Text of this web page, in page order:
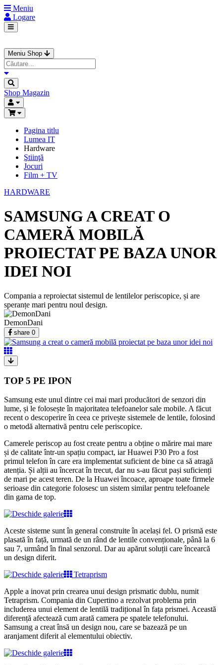
Meniu
Logare
Meniu Shop
Shop Magazin
Pagina titlu
Lumea IT
Hardware
Ştiinţă
Jocuri
Film + TV
HARDWARE
SAMSUNG A CREAT O
CAMERĂ MOBILĂ
PROIECTAT PE BAZA UNOR
IDEI NOI
Compania a reproiectat sistemul de lentilelor periscopice, și are
speranțe mari pentru noul design.
DemonDani
share 0
TOP 5 PE IPON
Samsung este unul dintre cei mai mari producători de senzori din
lume, și le folosește în majoritatea telefoanelor sale mobile. A făcut
recent o descoperire în ceea ce privește sistemele de lentile, folosind
o metodă alternativă pentru cele periscopice.
Camerele periscop au fost create pentru a obține o mărire mai mare
și de calitate într-un spațiu compact, iar Huawei P30 Pro a fost
primul telefon în care era implementat suficient de bine ca să atragă
atenția. Și alții au încercat în trecut, dar nu s-au făcut pași suficienți
de mari pe acest teren. De la Huawei încoace, aproape toate firmele
serioase din categorie folosesc un sistem similar pentru telefoanele
din gama de top.
Aceste sisteme sunt în general construite în același fel. O prismă este
plasată în față, urmată de un rând de lentile convenționale, până la 6
sau 7, urmând în final senzorul. Dar au apărut soluții care încearcă
un design diferit.
Tetraprism
Apple a inovat prin crearea unui design prismatic dublu, numit
Tetraprism. Compania din Cupertino a rezolvat problema prin
includerea unui element de lentilă tradițional în fața prismei. Această
diferență afectează cum arată camera pe spatele telefonului.
Samsung a creat însă un design nou, care se bazează pe un
aranjament diferit al elementului obiectiv.